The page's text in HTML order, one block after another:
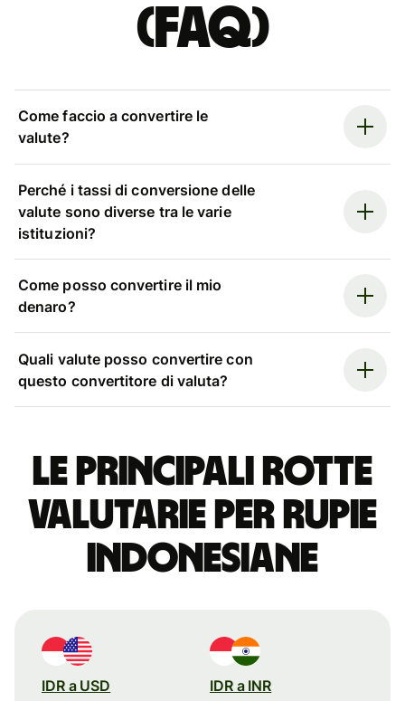
(FAQ)
Come faccio a convertire le
valute?
Perché i tassi di conversione delle
valute sono diverse tra le varie
istituzioni?
Come posso convertire il mio
denaro?
Quali valute posso convertire con
questo convertitore di valuta?
Le principali rotte
valutarie per rupie
indonesiane
IDR a USD IDR a INR